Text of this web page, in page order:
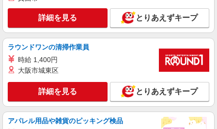
松）/26-0604878
＜電話対応や書類作成など＞不動産に関する管
理事務＠上西町
時給1500円 月収例：252,000円＋残業代（時給
1,500円×8時間×21日間の場合）
静岡県浜松市中央区／最寄駅：助信駅、天竜川
駅 【旧東区】 ≪車通勤可≫ 敷地内の駐車場
キープ 詳細を見る
派遣社員
パーソルテンプスタッフ株式会社 静岡コーディネートセンター（浜
詳細を見る とりあえずキープ
ラウンドワンの清掃作業員
時給 1,400円
大阪市城東区
詳細を見る とりあえずキープ
アパレル用品や雑貨のピッキング検品